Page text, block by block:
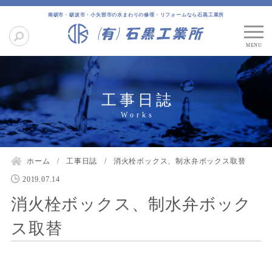
南砺市・砺波市・小矢部市の水まわりの修理・リフォームなら石黒工業所
工事日誌
ホーム 工事日誌 消火栓ボックス、制水弁ボックス取替
2019.07.14
消火栓ボックス、制水弁ボック
ス取替